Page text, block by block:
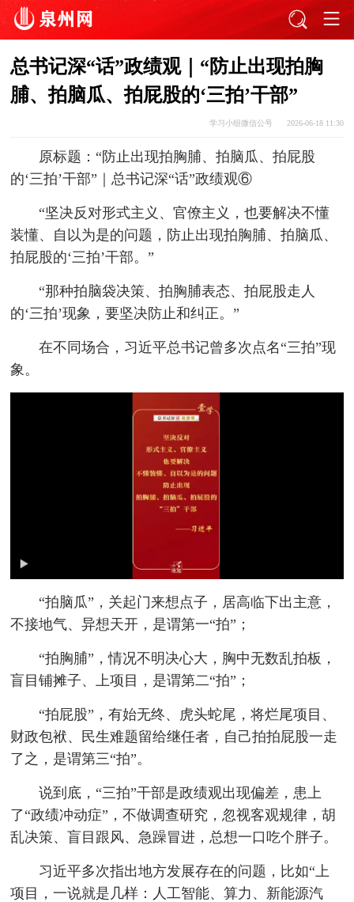
总书记深“话”政绩观｜“防止出现拍胸
脯、拍脑瓜、拍屁股的‘三拍’干部”
学习小组微信公号 2026-06-18 11:30
原标题：“防止出现拍胸脯、拍脑瓜、拍屁股
的‘三拍’干部”｜总书记深“话”政绩观⑥
“坚决反对形式主义、官僚主义，也要解决不懂
装懂、自以为是的问题，防止出现拍胸脯、拍脑瓜、
拍屁股的‘三拍’干部。”
“那种拍脑袋决策、拍胸脯表态、拍屁股走人
的‘三拍’现象，要坚决防止和纠正。”
在不同场合，习近平总书记曾多次点名“三拍”现
象。
“拍脑瓜”，关起门来想点子，居高临下出主意，
不接地气、异想天开，是谓第一“拍”；
“拍胸脯”，情况不明决心大，胸中无数乱拍板，
盲目铺摊子、上项目，是谓第二“拍”；
“拍屁股”，有始无终、虎头蛇尾，将烂尾项目、
财政包袱、民生难题留给继任者，自己拍拍屁股一走
了之，是谓第三“拍”。
说到底，“三拍”干部是政绩观出现偏差，患上
了“政绩冲动症”，不做调查研究，忽视客观规律，胡
乱决策、盲目跟风、急躁冒进，总想一口吃个胖子。
习近平多次指出地方发展存在的问题，比如“上
项目，一说就是几样：人工智能、算力、新能源汽